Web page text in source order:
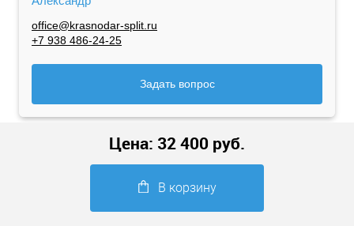
office@krasnodar-split.ru
+7 938 486-24-25
Задать вопрос
Цена: 32 400 руб.
В корзину